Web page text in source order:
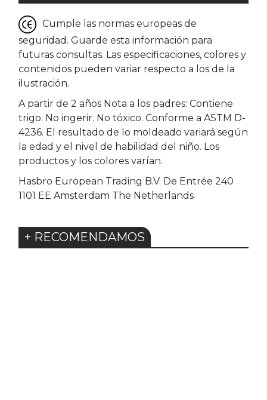
Cumple las normas europeas de
seguridad. Guarde esta información para
futuras consultas. Las especificaciones, colores y
contenidos pueden variar respecto a los de la
ilustración.
A partir de 2 años Nota a los padres: Contiene
trigo. No ingerir. No tóxico. Conforme a ASTM D-
4236. El resultado de lo moldeado variará según
la edad y el nivel de habilidad del niño. Los
productos y los colores varían.
Hasbro European Trading B.V. De Entrée 240
1101 EE Amsterdam The Netherlands
+ RECOMENDAMOS